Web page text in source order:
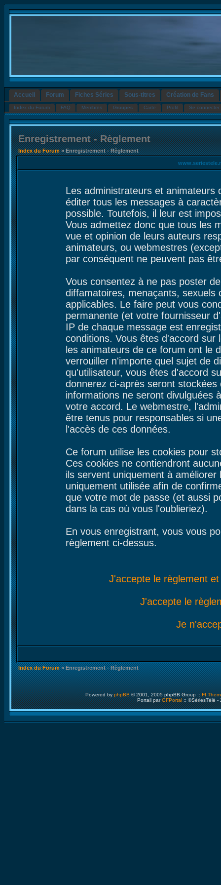
Accueil Forum Fiches Séries Sous-titres Création de Fans
Index du Forum FAQ Membres Groupes Carte Profil Se connecter
Enregistrement - Règlement
Index du Forum» Enregistrement - Règlement
Les administrateurs et
éditer tous les messages à
possible. Toutefois, il leur est
Vous admettez donc que tous les
vue et opinion de leurs auteurs
animateurs, ou webmestres
par conséquent ne peuvent pas
Vous consentez à ne pas poster
diffamatoires, menaçants, sexuels
applicables. Le faire peut vous
permanente (et votre fournisseur
IP de chaque message est
conditions. Vous êtes d'accord
les animateurs de ce forum ont le
verrouiller n'importe quel sujet de
qu'utilisateur, vous êtes d'accord
donnerez ci-après seront
informations ne seront divulguées
votre accord. Le webmestre,
être tenus pour responsables si
l'accès de ces données.
Ce forum utilise les cookies pour
Ces cookies ne contiendront
ils servent uniquement à
uniquement utilisée afin de
que votre mot de passe (et aussi
dans la cas où vous l'oublieriez).
En vous enregistrant, vous vous
règlement ci-dessus.
J'accepte le règlement
J'accepte le
Je
Index du Forum» Enregistrement - Règlement
Powered byphpBB© 2001, 2005 phpBB Group ::FI
Portail parGFPortal:: ©SériesTélé -